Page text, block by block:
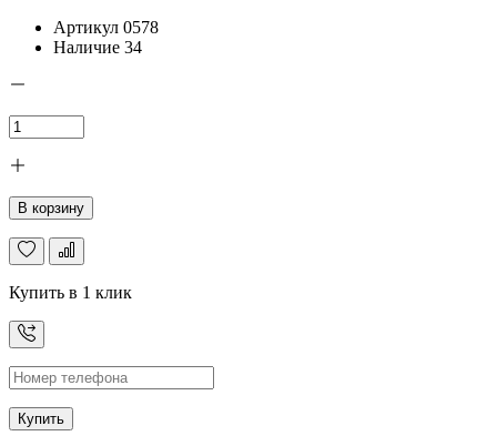
Артикул 0578
Наличие 34
В корзину
Купить в 1 клик
Купить